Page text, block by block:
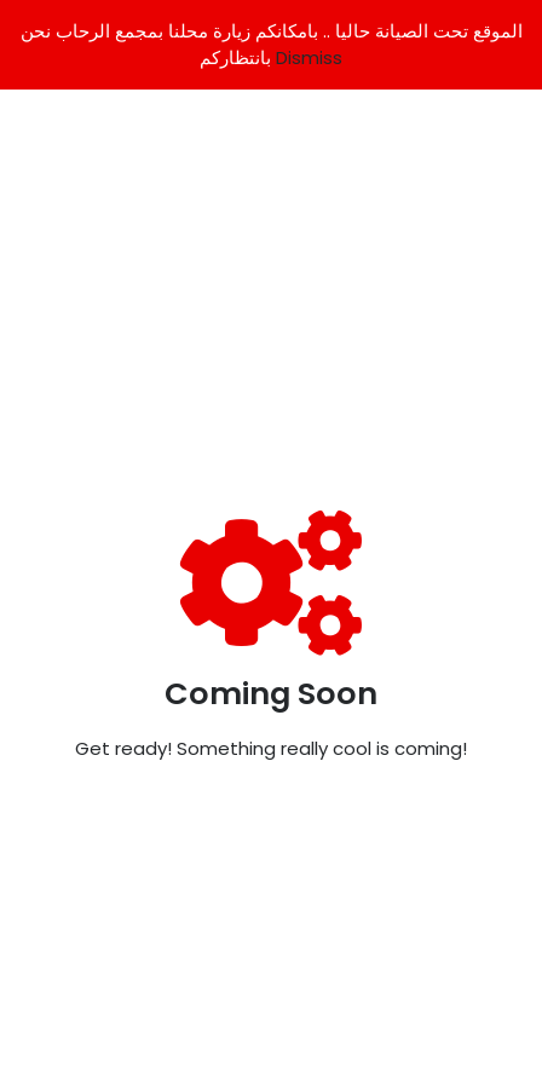
الموقع تحت الصيانة حاليا .. بامكانكم زيارة محلنا بمجمع الرحاب نحن
Dismiss
Coming Soon
Get ready! Something really cool is coming!